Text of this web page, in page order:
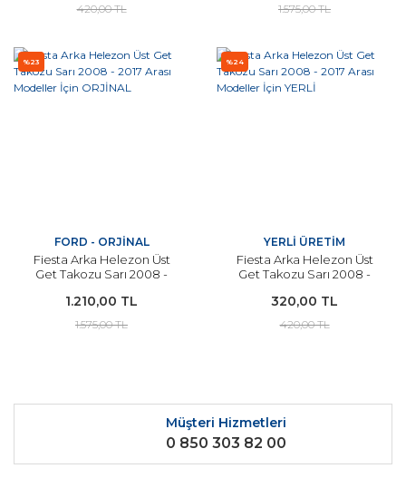
420,00 TL 1.575,00 TL
%23
FORD - ORJİNAL
Fiesta Arka Helezon Üst
Get Takozu Sarı 2008 -
ORJİNAL
1.210,00 TL
1.575,00 TL
%24
YERLİ ÜRETİM
Fiesta Arka Helezon Üst
Get Takozu Sarı 2008 -
YERLİ
320,00 TL
420,00 TL
Müşteri Hizmetleri
0 850 303 82 00